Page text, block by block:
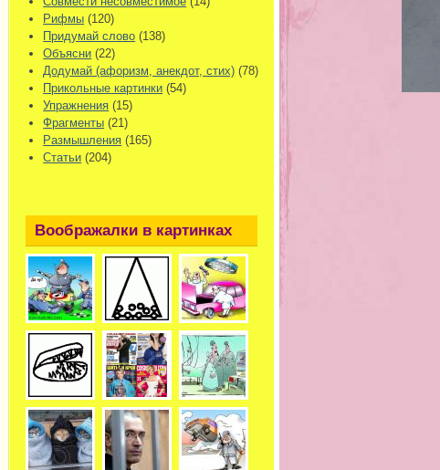
Рифмы (120)
Придумай слово (138)
Объясни (22)
Додумай (афоризм, анекдот, стих) (78)
Прикольные картинки (54)
Упражнения (15)
Фрагменты (21)
Размышления (165)
Статьи (204)
Воображалки в картинках